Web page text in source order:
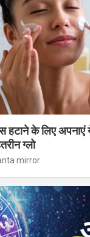
हटाने के लिए
ग्लो
mirror